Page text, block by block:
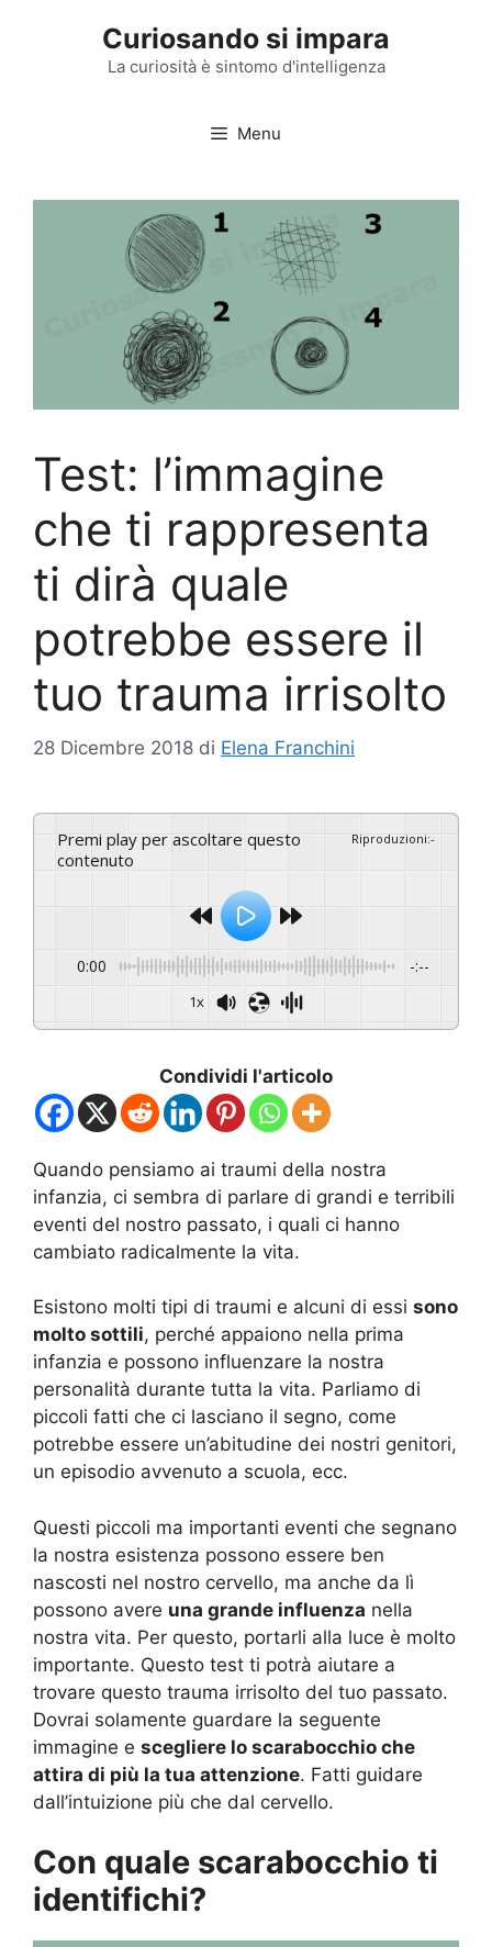
Curiosando si impara
La curiosità è sintomo d'intelligenza
Menu
Test: l’immagine
che ti rappresenta
ti dirà quale
potrebbe essere il
tuo trauma irrisolto
28 Dicembre 2018 di Elena Franchini
Premi play per ascoltare questo
contenuto
Riproduzioni:-
0:00 -:--
1x
Condividi l'articolo
Quando pensiamo ai traumi della nostra
infanzia, ci sembra di parlare di grandi e terribili
eventi del nostro passato, i quali ci hanno
cambiato radicalmente la vita.
Esistono molti tipi di traumi e alcuni di essi sono
molto sottili, perché appaiono nella prima
infanzia e possono influenzare la nostra
personalità durante tutta la vita. Parliamo di
piccoli fatti che ci lasciano il segno, come
potrebbe essere un’abitudine dei nostri genitori,
un episodio avvenuto a scuola, ecc.
Questi piccoli ma importanti eventi che segnano
la nostra esistenza possono essere ben
nascosti nel nostro cervello, ma anche da lì
possono avere una grande influenza nella
nostra vita. Per questo, portarli alla luce è molto
importante. Questo test ti potrà aiutare a
trovare questo trauma irrisolto del tuo passato.
Dovrai solamente guardare la seguente
immagine e scegliere lo scarabocchio che
attira di più la tua attenzione. Fatti guidare
dall’intuizione più che dal cervello.
Con quale scarabocchio ti
identifichi?